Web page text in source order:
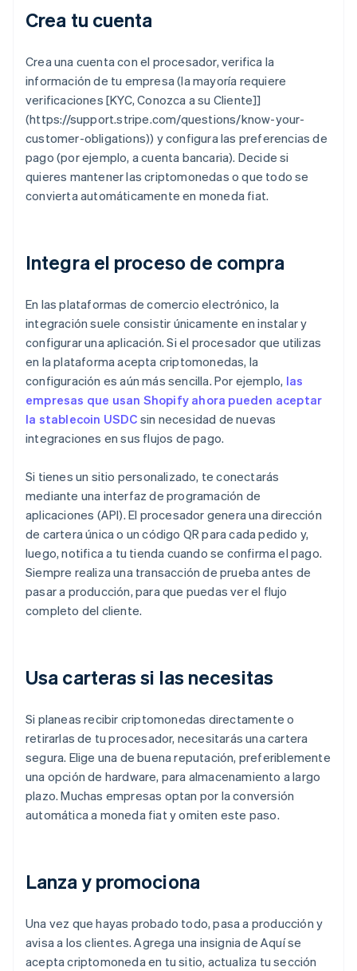
Crea tu cuenta
Crea una cuenta con el procesador, verifica la
información de tu empresa (la mayoría requiere
verificaciones [KYC, Conozca a su Cliente]]
(https://support.stripe.com/questions/know-your-
customer-obligations)) y configura las preferencias de
pago (por ejemplo, a cuenta bancaria). Decide si
quieres mantener las criptomonedas o que todo se
convierta automáticamente en moneda fiat.
Integra el proceso de compra
En las plataformas de comercio electrónico, la
integración suele consistir únicamente en instalar y
configurar una aplicación. Si el procesador que utilizas
en la plataforma acepta criptomonedas, la
configuración es aún más sencilla. Por ejemplo, las
empresas que usan Shopify ahora pueden aceptar
la stablecoin USDC sin necesidad de nuevas
integraciones en sus flujos de pago.
Si tienes un sitio personalizado, te conectarás
mediante una interfaz de programación de
aplicaciones (API). El procesador genera una dirección
de cartera única o un código QR para cada pedido y,
luego, notifica a tu tienda cuando se confirma el pago.
Siempre realiza una transacción de prueba antes de
pasar a producción, para que puedas ver el flujo
completo del cliente.
Usa carteras si las necesitas
Si planeas recibir criptomonedas directamente o
retirarlas de tu procesador, necesitarás una cartera
segura. Elige una de buena reputación, preferiblemente
una opción de hardware, para almacenamiento a largo
plazo. Muchas empresas optan por la conversión
automática a moneda fiat y omiten este paso.
Lanza y promociona
Una vez que hayas probado todo, pasa a producción y
avisa a los clientes. Agrega una insignia de Aquí se
acepta criptomoneda en tu sitio, actualiza tu sección